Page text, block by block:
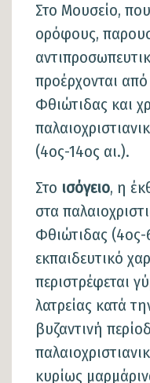
Στο Μουσείο,
ορόφους,
προέρχονται
Φθιώτιδας και
(4ος-14ος αι.).
Στο ισόγειο, η
στα
Φθιώτιδας (4ος-
εκπαιδευτικό
περιστρέφεται
λατρείας κατά
βυζαντινή
κυρίως